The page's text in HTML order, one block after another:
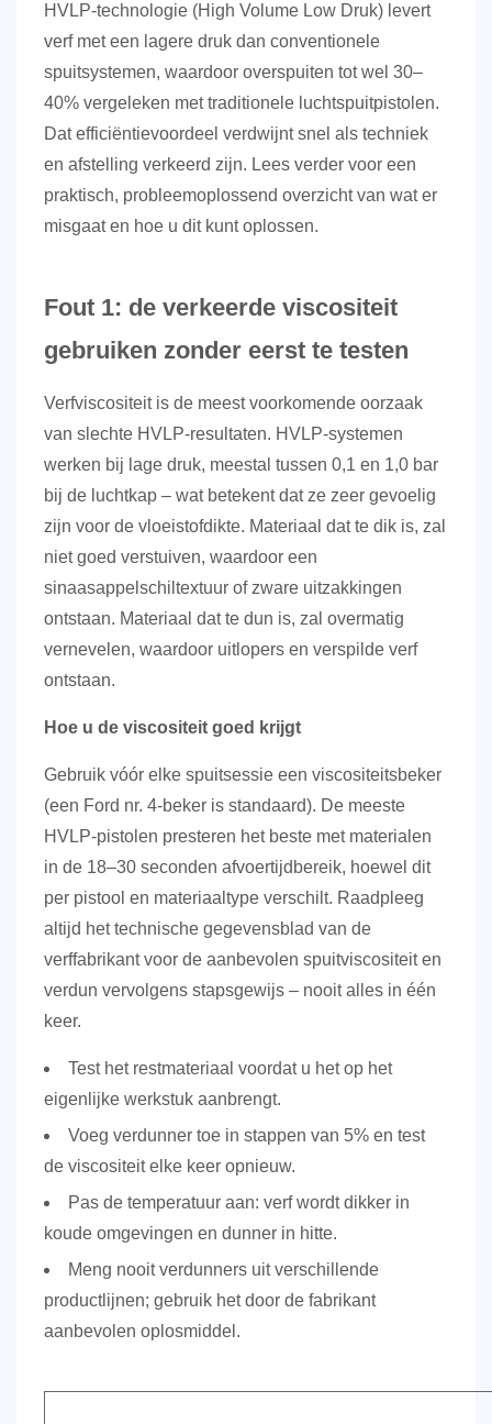
HVLP-technologie (High Volume Low Druk) levert
verf met een lagere druk dan conventionele
spuitsystemen, waardoor overspuiten tot wel 30–
40% vergeleken met traditionele luchtspuitpistolen.
Dat efficiëntievoordeel verdwijnt snel als techniek
en afstelling verkeerd zijn. Lees verder voor een
praktisch, probleemoplossend overzicht van wat er
misgaat en hoe u dit kunt oplossen.
Fout 1: de verkeerde viscositeit
gebruiken zonder eerst te testen
Verfviscositeit is de meest voorkomende oorzaak
van slechte HVLP-resultaten. HVLP-systemen
werken bij lage druk, meestal tussen 0,1 en 1,0 bar
bij de luchtkap – wat betekent dat ze zeer gevoelig
zijn voor de vloeistofdikte. Materiaal dat te dik is, zal
niet goed verstuiven, waardoor een
sinaasappelschiltextuur of zware uitzakkingen
ontstaan. Materiaal dat te dun is, zal overmatig
vernevelen, waardoor uitlopers en verspilde verf
ontstaan.
Hoe u de viscositeit goed krijgt
Gebruik vóór elke spuitsessie een viscositeitsbeker
(een Ford nr. 4-beker is standaard). De meeste
HVLP-pistolen presteren het beste met materialen
in de 18–30 seconden afvoertijdbereik, hoewel dit
per pistool en materiaaltype verschilt. Raadpleeg
altijd het technische gegevensblad van de
verffabrikant voor de aanbevolen spuitviscositeit en
verdun vervolgens stapsgewijs – nooit alles in één
keer.
Test het restmateriaal voordat u het op het
eigenlijke werkstuk aanbrengt.
Voeg verdunner toe in stappen van 5% en test
de viscositeit elke keer opnieuw.
Pas de temperatuur aan: verf wordt dikker in
koude omgevingen en dunner in hitte.
Meng nooit verdunners uit verschillende
productlijnen; gebruik het door de fabrikant
aanbevolen oplosmiddel.